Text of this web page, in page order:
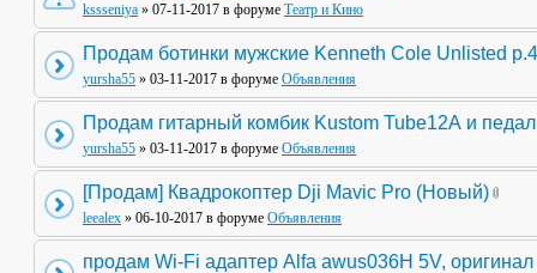
kssseniya » 07-11-2017 в форуме Театр и Кино
Продам ботинки мужские Kenneth Cole Unlisted
yursha55 » 03-11-2017 в форуме Объявления
Продам гитарный комбик Kustom Tube12А и
yursha55 » 03-11-2017 в форуме Объявления
[Продам] Квадрокоптер Dji Mavic Pro (Новый)
leealex » 06-10-2017 в форуме Объявления
продам Wi-Fi адаптер Alfa awus036H 5V, оригинал